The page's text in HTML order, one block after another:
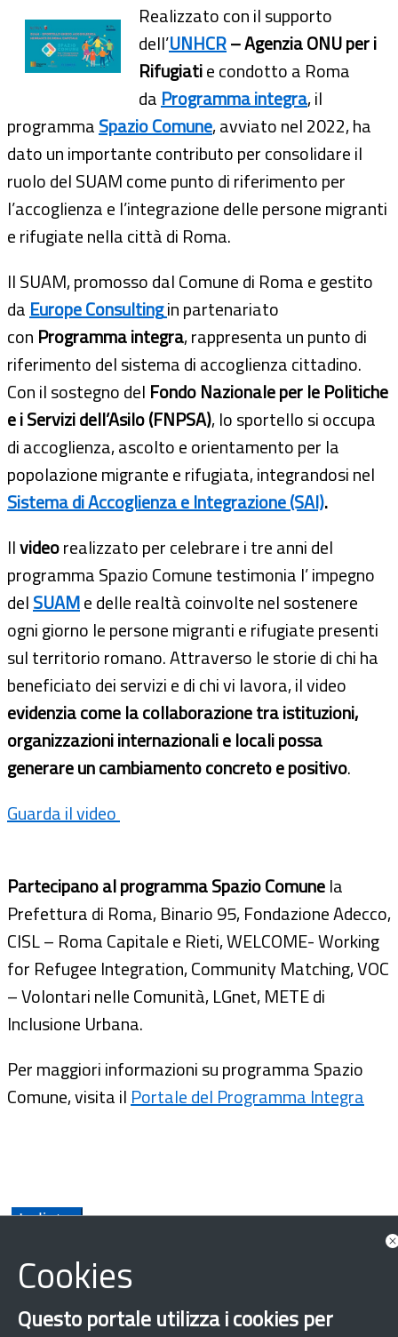
Realizzato con il supporto
dell’UNHCR– Agenzia ONU per i
Rifugiatie condotto a Roma
da Programma integra, il
programmaSpazio Comune, avviato nel 2022, ha
dato un importante contributo per consolidare il
ruolo del SUAM come punto di riferimento per
l’accoglienza e l’integrazione delle persone migranti
e rifugiate nella città di Roma.
Il SUAM, promosso dal Comune di Roma e gestito
da Europe Consultingin partenariato
con Programma integra, rappresenta un punto di
riferimento del sistema di accoglienza cittadino.
Con il sostegno del Fondo Nazionale per le Politiche
e i Servizi dell’Asilo (FNPSA), lo sportello si occupa
di accoglienza, ascolto e orientamento per la
popolazione migrante e rifugiata, integrandosi nel
Sistema di Accoglienza e Integrazione (SAI).
Ilvideorealizzato per celebrare i tre anni del
programma Spazio Comune testimonia l’ impegno
delSUAMe delle realtà coinvolte nel sostenere
ogni giorno le persone migranti e rifugiate presenti
sul territorio romano. Attraverso le storie di chi ha
beneficiato dei servizi e di chi vi lavora, il video
evidenzia come la collaborazione tra istituzioni,
organizzazioni internazionali e locali possa
generare un cambiamento concreto e positivo.
Guarda il video
Partecipano al programma Spazio Comunela
Prefettura di Roma, Binario 95, Fondazione Adecco,
CISL – Roma Capitale e Rieti, WELCOME- Working
for Refugee Integration, Community Matching, VOC
– Volontari nelle Comunità, LGnet, METE di
Inclusione Urbana.
Per maggiori informazioni su programma Spazio
Comune, visita il Portale del Programma Integra
Cookies
Questo portale utilizza i cookies per